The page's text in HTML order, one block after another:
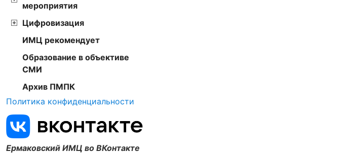
мероприятия
Цифровизация
ИМЦ рекомендует
Образование в объективе
СМИ
Архив ПМПК
Политика конфиденциальности
Ермаковский ИМЦ во ВКонтакте